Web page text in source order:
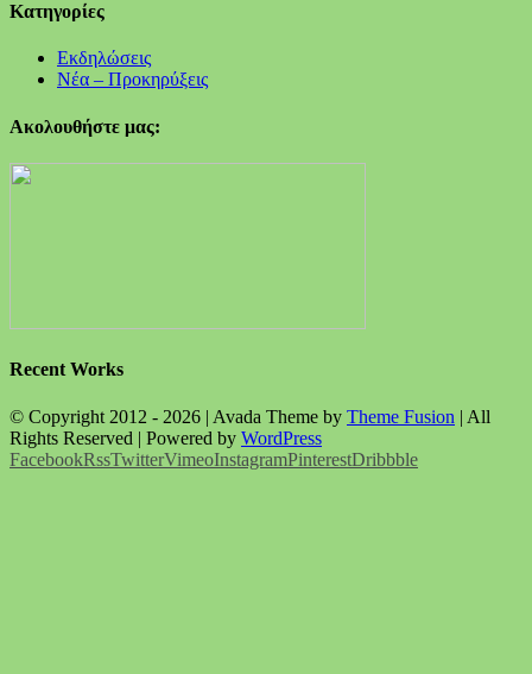
Kατηγορίες
Εκδηλώσεις
Νέα – Προκηρύξεις
Ακολουθήστε μας:
Recent Works
© Copyright 2012 - 2026 | Avada Theme by Theme Fusion | All
Rights Reserved | Powered by WordPress
FacebookRssTwitterVimeoInstagramPinterestDribbble